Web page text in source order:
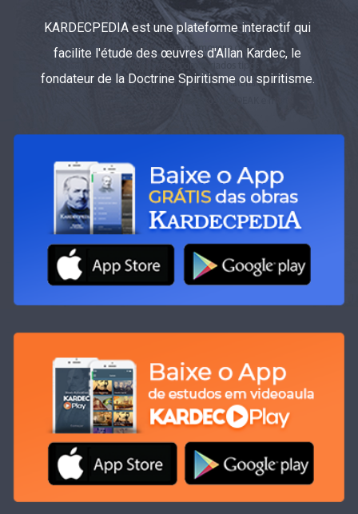
KARDECPEDIA est une plateforme interactif qui
facilite l'étude des œuvres d'Allan Kardec, le
fondateur de la Doctrine Spiritisme ou spiritisme.